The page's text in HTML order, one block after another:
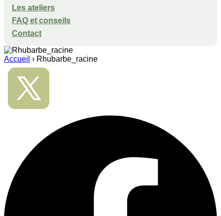
Les ateliers
FAQ et conseils
Contact
Accueil › Rhubarbe_racine